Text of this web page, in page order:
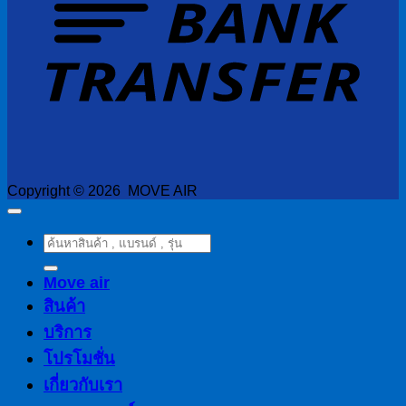
Copyright © 2026 MOVE AIR
ค้นหา:
Move air
สินค้า
บริการ
โปรโมชั่น
เกี่ยวกับเรา